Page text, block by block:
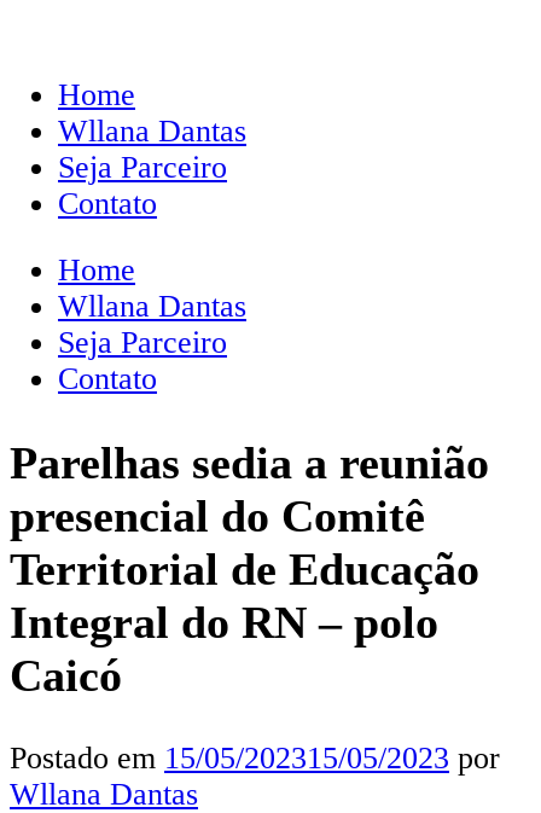
Home
Wllana Dantas
Seja Parceiro
Contato
Home
Wllana Dantas
Seja Parceiro
Contato
Parelhas sedia a reunião
presencial do Comitê
Territorial de Educação
Integral do RN – polo
Caicó
Postado em 15/05/202315/05/2023 por
Wllana Dantas